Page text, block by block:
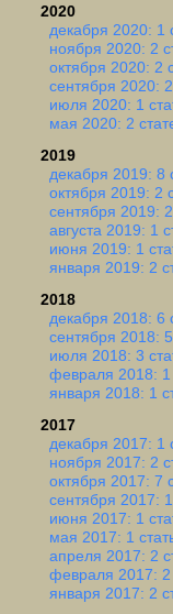
2020
декабря 2020: 1
ноября 2020: 2
октября 2020: 2
сентября 2020:
июля 2020: 1
мая 2020: 2
2019
декабря 2019: 8
октября 2019: 2
сентября 2019:
августа 2019: 1
июня 2019: 1
января 2019: 2
2018
декабря 2018: 6
сентября 2018:
июля 2018: 3
февраля 2018: 1
января 2018: 1
2017
декабря 2017: 1
ноября 2017: 2
октября 2017: 7
сентября 2017:
июня 2017: 1
мая 2017: 1
апреля 2017: 2
февраля 2017: 2
января 2017: 2